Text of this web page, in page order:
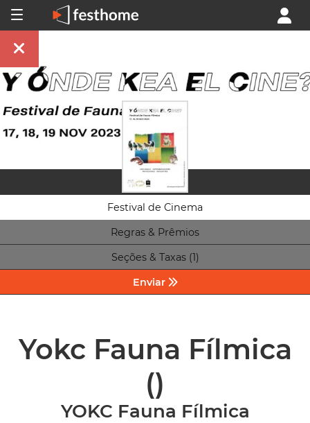
Festival de Cinema
Regras & Prêmios
Seções & Taxas (1)
Enviar
Yokc Fauna Fílmica
()
YOKC Fauna Fílmica